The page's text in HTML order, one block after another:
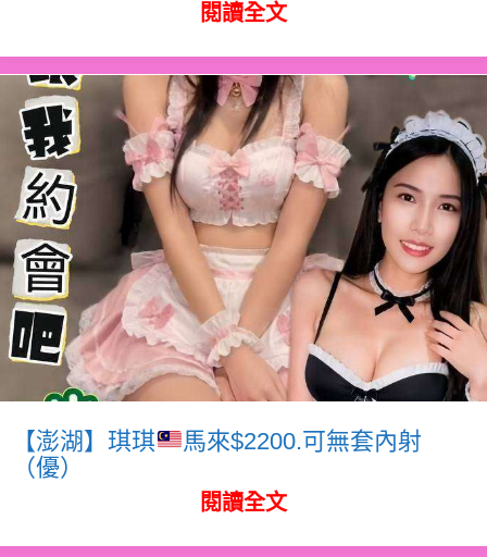
閱讀全文
【澎湖】琪琪
馬來$2200.可無套內射
（優）
閱讀全文